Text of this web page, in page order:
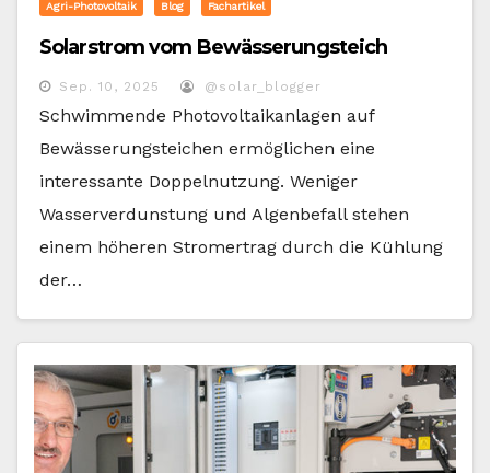
Agri-Photovoltaik Blog Fachartikel
Solarstrom vom Bewässerungsteich
Sep. 10, 2025 @solar_blogger
Schwimmende Photovoltaikanlagen auf
Bewässerungsteichen ermöglichen eine
interessante Doppelnutzung. Weniger
Wasserverdunstung und Algenbefall stehen
einem höheren Stromertrag durch die Kühlung
der…